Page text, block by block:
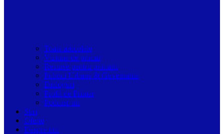
Toate articolele
Viziune de primar
Resurse pentru primarii
Politici Urbane & Guvernanta
Dialoguri
Profil de Primar
Podcast-uri
Stiri
Oferte
Despre noi